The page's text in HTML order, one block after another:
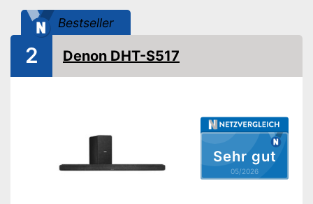
Wandmontage
Vorteile
montiert
Bestseller
Sehr gut
05/2026
2 Denon DHT-S517